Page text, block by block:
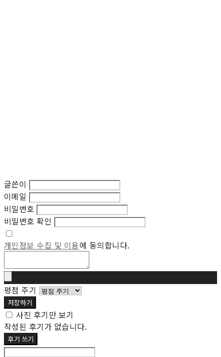
글쓴이
이메일
비밀번호
비밀번호 확인
개인정보 수집 및 이용에 동의합니다.
평점 주기
저장하기
사진 후기만 보기
작성된 후기가 없습니다.
후기 쓰기